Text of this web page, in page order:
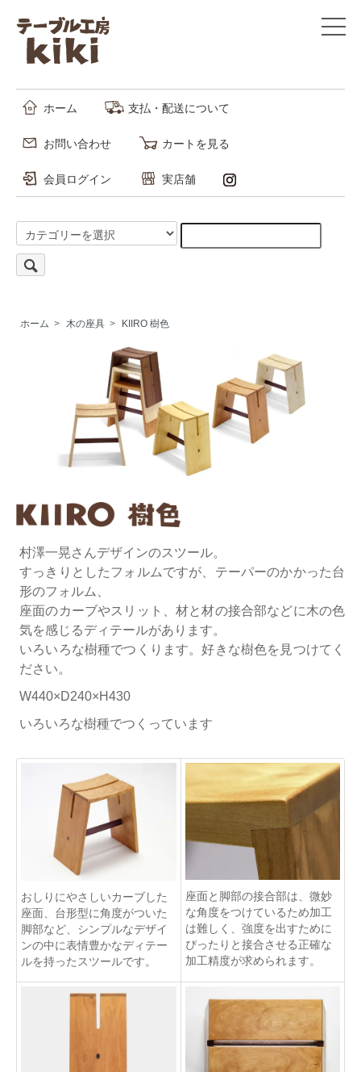
ホーム 支払・配送について
お問い合わせ カートを見る
会員ログイン 実店舗
ホーム > 木の座具 > KIIRO 樹色
村澤一晃さんデザインのスツール。
すっきりとしたフォルムですが、テーパーのかかった台
形のフォルム、
座面のカーブやスリット、材と材の接合部などに木の色
気を感じるディテールがあります。
いろいろな樹種でつくります。好きな樹色を見つけてく
ださい。
W440×D240×H430
いろいろな樹種でつくっています
おしりにやさしいカーブした
座面、台形型に角度がついた
脚部など、シンプルなデザイ
ンの中に表情豊かなディテー
ルを持ったスツールです。
座面と脚部の接合部は、微妙
な角度をつけているため加工
は難しく、強度を出すために
ぴったりと接合させる正確な
加工精度が求められます。